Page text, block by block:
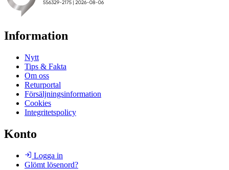
Information
Nytt
Tips & Fakta
Om oss
Returportal
Försäljningsinformation
Cookies
Integritetspolicy
Konto
Logga in
Glömt lösenord?